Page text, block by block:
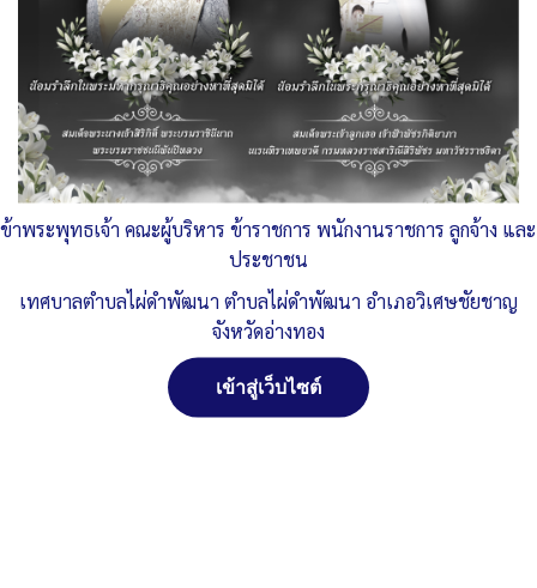
จัดการ การอนุญาตใช้งาน Cookies
เว็บไซต์ เทศบาลตำบลไผ่ดำพัฒนา ตำบลไผ่ดำพัฒนา อำเภอ
วิเศษชัยชาญ จังหวัดอ่างทอง (www.phaidum.go.th) มีการใช้งาน
เทคโนโลยีคุกกี้ หรือ เทคโนโลยีอื่นที่มีลักษณะใกล้เคียงกันกับคุกกี้ บน
เว็บไซต์ของเรา โปรดศึกษา นโยบายการใช้คุกกี้ และ นโยบายความเป็น
Published, 5 ตุลาคม 2564|By
ทต.ไผ่ดำพัฒนา จ.อ่างทอง
ประกาศจัดตั้งศูนย์
ดาวน์โหลด
Post Views:838
Posted inแผนปฏิบัติราชการ ด้านการป้องกัน และ ปราบปราม การ
ทุจริต
ข้าพระพุทธเจ้า คณะผู้บริหาร ข้าราชการ พนักงานราชการ ลูกจ้าง และ
ประชาชน
เทศบาลตำบลไผ่ดำพัฒนา ตำบลไผ่ดำพัฒนา อำเภอวิเศษชัยชาญ
จังหวัดอ่างทอง
เข้าสู่เว็บไซต์